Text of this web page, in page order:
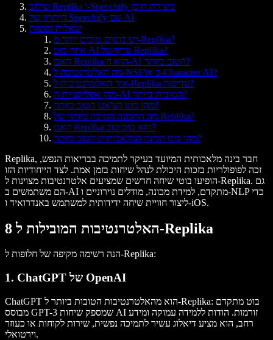
שילוב Replika ו-Speechify ביצירת תוכן
היתרון של Speechify עם AI
שאלות נפוצות
יש בוטים טובים יותר מ-Replika?
איזה בוט AI עדיף על Replika?
האם Replika הוא ה-AI הטוב ביותר?
מה האלטרנטיבה ל-NSFW ב-Character AI?
איך האלטרנטיבות ל-Replika עדיפות?
מהן אפליקציות ה-AI הטובות ביותר?
מהו בוט הצ'אט הטוב ביותר?
מה התכונה הטובה ביותר של Replika?
האם Replika הוא בוט טוב?
מהו בוט הבינה המלאכותית הטוב ביותר?
Replika, חבר בינה מלאכותית המיועד בעיקר לתמיכה בבריאות הנפש,
זכה לפופולריות בזכות היכולת לנהל שיחות בזמן אמת. לצד הייחודיות הזו
הופיעו בוטי שיחה חדשים שמציעים אלטרנטיבות מצוינות ל-Replika. גם
הם משתמשים ב-AI מתקדם, למידת מכונה, מודלים נוירוניים ו-NLP כדי
ליצור חוויית שיחה ידידותית למשתמש באנדרואיד ו-iOS.
8 האלטרנטיבות המובילות ל-Replika
הנה רשימה מקיפה של חלופות ל-Replika:
1. ChatGPT של OpenAI
ChatGPT הוא מהאלטרנטיבות הטובות ביותר ל-Replika: בוט מתקדם
מבוסס GPT-3 שמספק שיחות AI זורמות. הודות ללמידה עמוקה ומידע
רחב, הוא מציע דיאלוג עשיר לתמיכה נפשית, שירות לקוחות או כעוזר
וירטואלי.